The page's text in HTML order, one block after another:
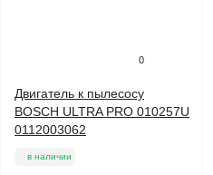
0
Двигатель к пылесосу
BOSCH ULTRA PRO 010257U
0112003062
в наличии